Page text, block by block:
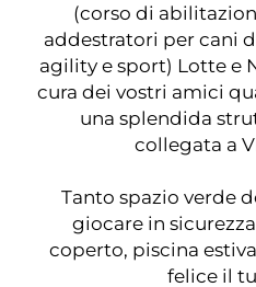
(corso di
addestratori per cani
agility e sport) Lotte e
cura dei vostri amici
una splendida
collegata a
Tanto spazio verde
giocare in
coperto, piscina
felice il